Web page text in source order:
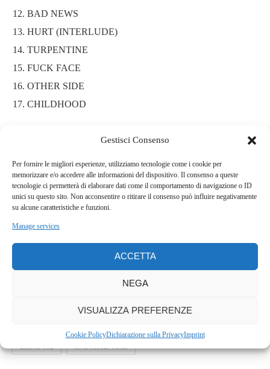
Gestisci Consenso
Per fornire le migliori esperienze, utilizziamo tecnologie come i cookie per
memorizzare e/o accedere alle informazioni del dispositivo. Il consenso a queste
tecnologie ci permetterà di elaborare dati come il comportamento di navigazione o ID
unici su questo sito. Non acconsentire o ritirare il consenso può influire negativamente
su alcune caratteristiche e funzioni.
Manage services
ACCETTA
NEGA
VISUALIZZA PREFERENZE
Cookie PolicyDichiarazione sulla PrivacyImprint
BAD NEWS
HURT (INTERLUDE)
TURPENTINE
FUCK FACE
OTHER SIDE
CHILDHOOD
oltre 50 milioni di fan in tutto il mondo e sono diventati una delle
band rock più influenti della loro generazione. Secondo il New
York Times, “Nessuna band punk degli anni ’90 è stata più
trio ha sempre portato sul palco nel corso degli anni. Con il loro
nuovo album, i blink-182 sono pronti ad affrontare il loro futuro
insieme e a continuare a regalare la loro musica a un pubblico